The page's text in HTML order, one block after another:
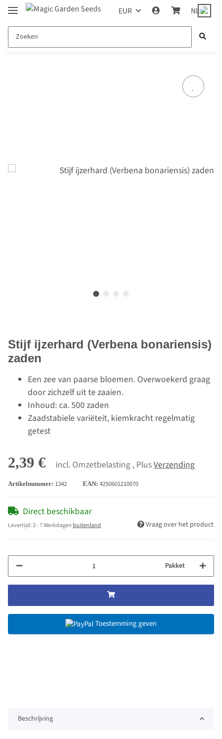
EUR NL
Stijf ijzerhard (Verbena bonariensis)
zaden
Een zee van paarse bloemen. Overwoekerd graag
door zichzelf uit te zaaien.
Inhoud: ca. 500 zaden
Zaadstabiele variëteit, kiemkracht regelmatig
getest
2,39 € incl. Omzetbelasting , PlusVerzending
Artikelnummer: 1342 EAN: 4250601210070
Direct beschikbaar
Levertijd:2 - 7 Werkdagen buitenland Vraag over het product
Pakket
Toestemming geven
Beschrijving